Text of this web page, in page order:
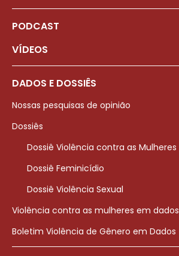
PODCAST
VÍDEOS
DADOS E DOSSIÊS
Nossas pesquisas de opinião
Dossiês
Dossiê Violência contra as Mulheres
Dossiê Feminicídio
Dossiê Violência Sexual
Violência contra as mulheres em dados
Boletim Violência de Gênero em Dados